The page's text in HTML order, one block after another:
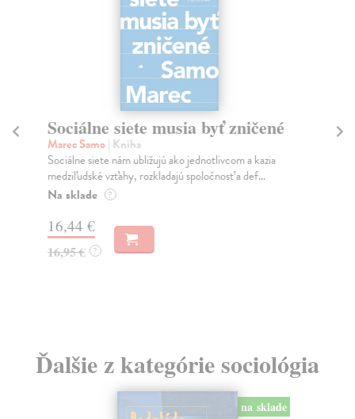
Sociálne siete musia byť zničené
Marec Samo| Kniha
Sociálne siete nám ubližujú ako jednotlivcom a kazia
medziľudské vzťahy, rozkladajú spoločnosť a def...
Na sklade ?
16,44 €
16,95 € ?
Ďalšie z kategórie sociológia
na sklade